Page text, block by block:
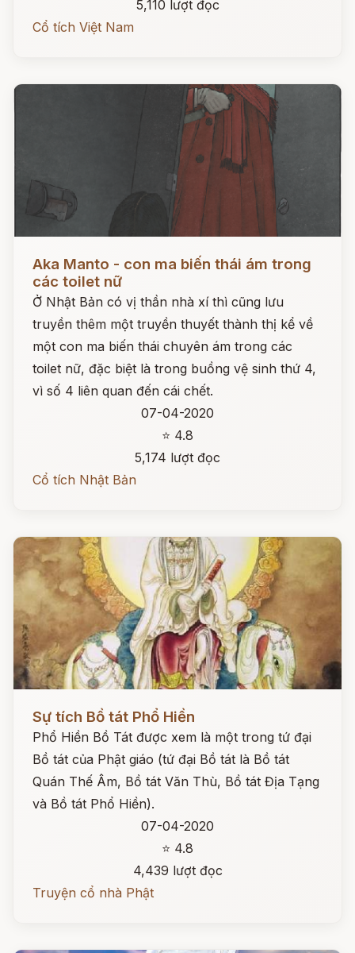
5,110 lượt đọc
Cổ tích Việt Nam
Aka Manto - con ma biến thái ám trong
các toilet nữ
Ở Nhật Bản có vị thần nhà xí thì cũng lưu
truyền thêm một truyền thuyết thành thị kể về
một con ma biến thái chuyên ám trong các
toilet nữ, đặc biệt là trong buồng vệ sinh thứ 4,
vì số 4 liên quan đến cái chết.
07-04-2020
⭐ 4.8
5,174 lượt đọc
Cổ tích Nhật Bản
Sự tích Bồ tát Phổ Hiền
Phổ Hiền Bồ Tát được xem là một trong tứ đại
Bồ tát của Phật giáo (tứ đại Bồ tát là Bồ tát
Quán Thế Âm, Bồ tát Văn Thù, Bồ tát Địa Tạng
và Bồ tát Phổ Hiền).
07-04-2020
⭐ 4.8
4,439 lượt đọc
Truyện cổ nhà Phật